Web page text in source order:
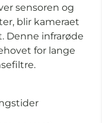
sensoren og
blir kameraet
Denne infrarøde
for lange